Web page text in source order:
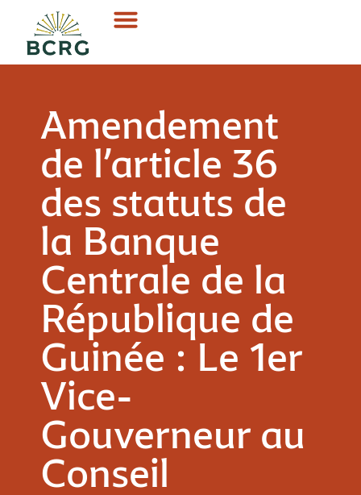
Amendement
de l’article 36
des statuts de
la Banque
Centrale de la
République de
Guinée : Le 1er
Vice-
Gouverneur au
Conseil